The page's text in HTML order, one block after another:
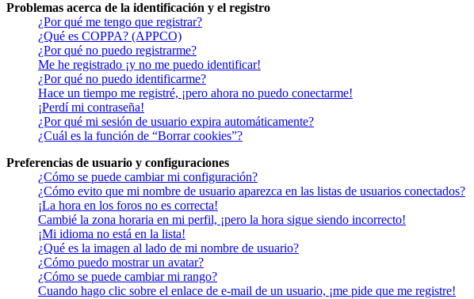
Problemas acerca de la identificación y el registro
¿Por qué me tengo que registrar?
¿Qué es COPPA? (APPCO)
¿Por qué no puedo registrarme?
Me he registrado ¡y no me puedo identificar!
¿Por qué no puedo identificarme?
Hace un tiempo me registré, ¡pero ahora no puedo conectarme!
¡Perdí mi contraseña!
¿Por qué mi sesión de usuario expira automáticamente?
¿Cuál es la función de “Borrar cookies”?
Preferencias de usuario y configuraciones
¿Cómo se puede cambiar mi configuración?
¿Cómo evito que mi nombre de usuario aparezca en las listas de usuarios conectados?
¡La hora en los foros no es correcta!
Cambié la zona horaria en mi perfil, ¡pero la hora sigue siendo incorrecto!
¡Mi idioma no está en la lista!
¿Qué es la imagen al lado de mi nombre de usuario?
¿Cómo puedo mostrar un avatar?
¿Cómo se puede cambiar mi rango?
Cuando hago clic sobre el enlace de e-mail de un usuario, ¡me pide que me registre!